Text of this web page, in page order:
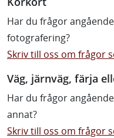
Har du frågor
fotografering?
Skriv till oss om frågor
Väg, järnväg, färja
Har du frågor
annat?
Skriv till oss om frågor